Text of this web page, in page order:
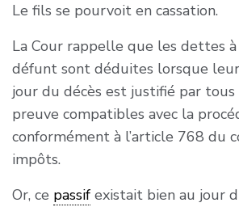
Le fils se pourvoit en cassation.
La Cour rappelle que les dettes
défunt sont déduites lorsque
jour du décès est justifié par tous
preuve compatibles avec la
conformément à l’article 768 du
impôts.
Or, ce passifexistait bien au jour